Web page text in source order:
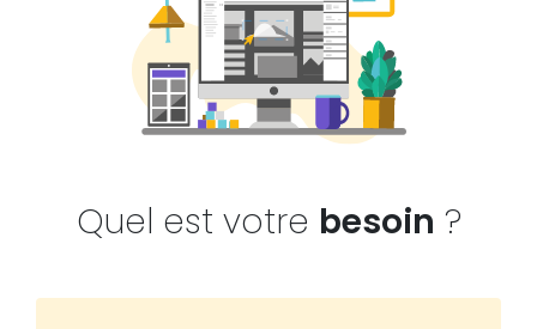
Quel est votre besoin ?